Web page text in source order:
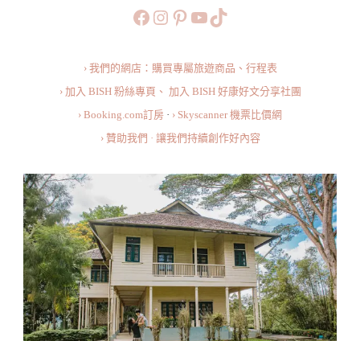
Interesting
About
Agnes
Keith
House
Sandakan
https://www.facebook.com/
https://
https://
旅行美食小短片TikTok
› 我們的網店：購買專屬旅遊商品、行程表
› 加入 BISH 粉絲專頁、 加入 BISH 好康好文分享社團
› Booking.com訂房 · › Skyscanner 機票比價網
› 贊助我們 · 讓我們持續創作好內容